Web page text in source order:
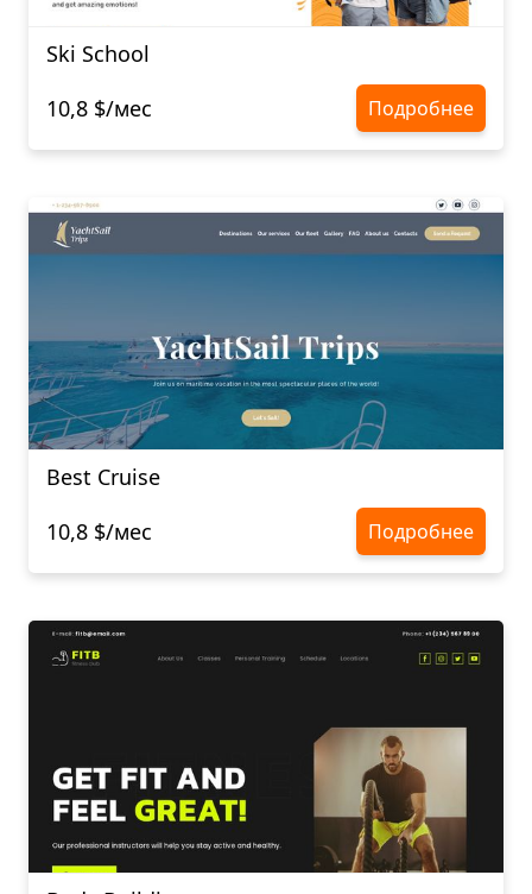
Ski School
10,8 $/мес
Подробнее
Best Cruise
10,8 $/мес
Подробнее